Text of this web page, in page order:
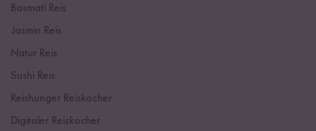
Basmati Reis
Jasmin Reis
Natur Reis
Sushi Reis
Reishunger Reiskocher
Digitaler Reiskocher